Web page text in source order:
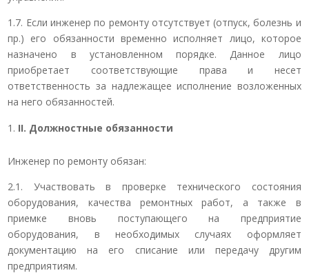
1.7. Если инженер по ремонту отсутствует (отпуск, болезнь и
пр.) его обязанности временно исполняет лицо, которое
назначено в установленном порядке. Данное лицо
приобретает соответствующие права и несет
ответственность за надлежащее исполнение возложенных
на него обязанностей.
II. Должностные обязанности
Инженер по ремонту обязан:
2.1. Участвовать в проверке технического состояния
оборудования, качества ремонтных работ, а также в
приемке вновь поступающего на предприятие
оборудования, в необходимых случаях оформляет
документацию на его списание или передачу другим
предприятиям.